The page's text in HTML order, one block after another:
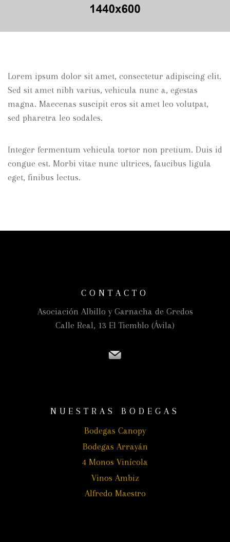
Lorem ipsum dolor sit amet, consectetur adipiscing elit.
Sed sit amet nibh varius, vehicula nunc a, egestas
magna. Maecenas suscipit eros sit amet leo volutpat,
sed pharetra leo sodales.
Integer fermentum vehicula tortor non pretium. Duis id
congue est. Morbi vitae nunc ultrices, faucibus ligula
eget, finibus lectus.
CONTACTO
Asociación Albillo y Garnacha de Gredos
Calle Real, 13 El Tiemblo (Ávila)
NUESTRAS BODEGAS
Bodegas Canopy
Bodegas Arrayán
4 Monos Vinícola
Vinos Ambiz
Alfredo Maestro